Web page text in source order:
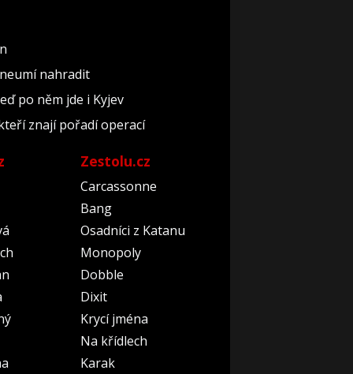
nahradit
po něm jde i Kyjev
znají pořadí operací
Zestolu.cz
Carcassonne
Bang
Osadníci z Katanu
Monopoly
Dobble
Dixit
Krycí jména
Na křídlech
Karak